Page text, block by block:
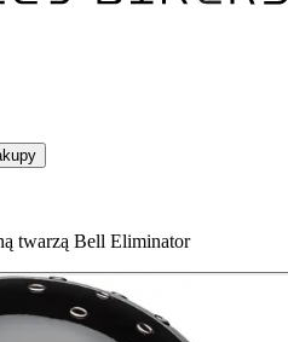
twarzą Bell Eliminator